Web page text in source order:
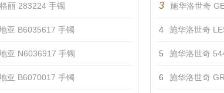
丽 283224 手镯
亚 B6035617 手镯
亚 N6036917 手镯
亚 B6070017 手镯
3 施华洛世奇
4 施华洛世奇 LESLIE
5 施华洛世奇
6 施华洛世奇